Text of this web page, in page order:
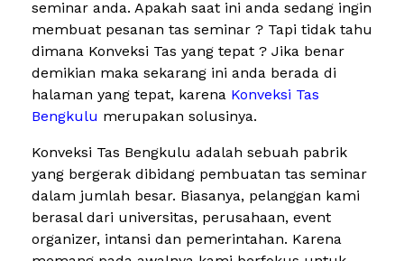
seminar anda. Apakah saat ini anda sedang ingin
membuat pesanan tas seminar ? Tapi tidak tahu
dimana Konveksi Tas yang tepat ? Jika benar
demikian maka sekarang ini anda berada di
halaman yang tepat, karena Konveksi Tas
Bengkulu merupakan solusinya.
Konveksi Tas Bengkulu adalah sebuah pabrik
yang bergerak dibidang pembuatan tas seminar
dalam jumlah besar. Biasanya, pelanggan kami
berasal dari universitas, perusahaan, event
organizer, intansi dan pemerintahan. Karena